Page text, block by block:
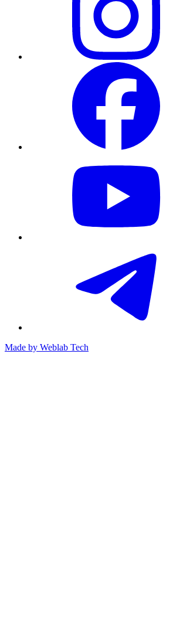
Made by Weblab Tech